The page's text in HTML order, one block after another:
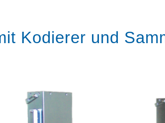
Kodierer und